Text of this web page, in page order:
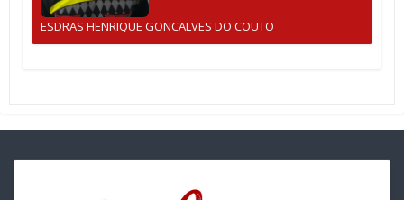
ESDRAS HENRIQUE GONCALVES DO COUTO